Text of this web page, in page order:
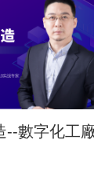
--數字化工